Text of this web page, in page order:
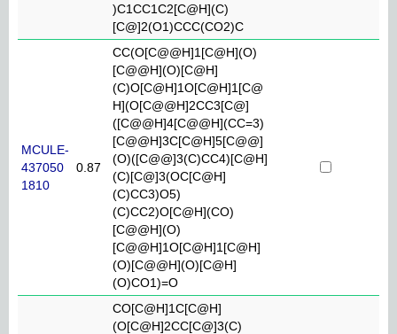
)C1CC1C2[C@H](C)
[C@]2(O1)CCC(CO2)C
MCULE-
437050
1810
0.87
CC(O[C@@H]1[C@H](O)
[C@@H](O)[C@H]
(C)O[C@H]1O[C@H]1[C@
H](O[C@@H]2CC3[C@]
([C@@H]4[C@@H](CC=3)
[C@@H]3C[C@H]5[C@@]
(O)([C@@]3(C)CC4)[C@H]
(C)[C@]3(OC[C@H]
(C)CC3)O5)
(C)CC2)O[C@H](CO)
[C@@H](O)
[C@@H]1O[C@H]1[C@H]
(O)[C@@H](O)[C@H]
(O)CO1)=O
CO[C@H]1C[C@H]
(O[C@H]2CC[C@]3(C)